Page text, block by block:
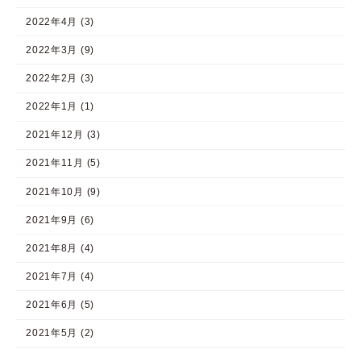
2022年4月 (3)
2022年3月 (9)
2022年2月 (3)
2022年1月 (1)
2021年12月 (3)
2021年11月 (5)
2021年10月 (9)
2021年9月 (6)
2021年8月 (4)
2021年7月 (4)
2021年6月 (5)
2021年5月 (2)